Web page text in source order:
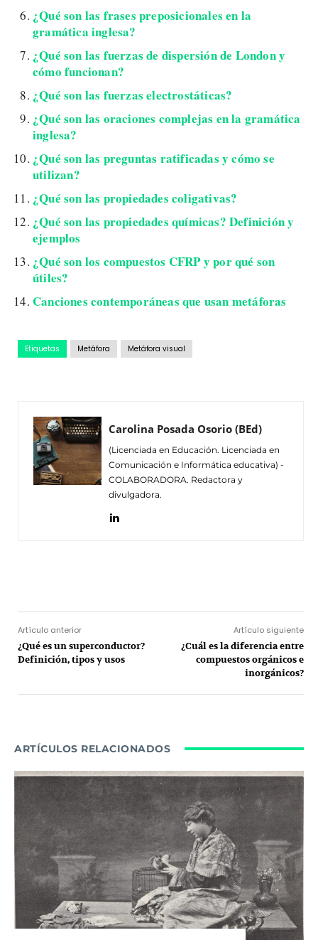
¿Qué son las frases preposicionales en la
gramática inglesa?
¿Qué son las fuerzas de dispersión de London y
cómo funcionan?
¿Qué son las fuerzas electrostáticas?
¿Qué son las oraciones complejas en la gramática
inglesa?
¿Qué son las preguntas ratificadas y cómo se
utilizan?
¿Qué son las propiedades coligativas?
¿Qué son las propiedades químicas? Definición y
ejemplos
¿Qué son los compuestos CFRP y por qué son
útiles?
Canciones contemporáneas que usan metáforas
Etiquetas Metáfora Metáfora visual
Carolina Posada Osorio (BEd)
(Licenciada en Educación. Licenciada en
Comunicación e Informática educativa) -
COLABORADORA. Redactora y
divulgadora.
Artículo anterior
¿Qué es un superconductor?
Definición, tipos y usos
Artículo siguiente
¿Cuál es la diferencia entre
compuestos orgánicos e
inorgánicos?
ARTÍCULOS RELACIONADOS